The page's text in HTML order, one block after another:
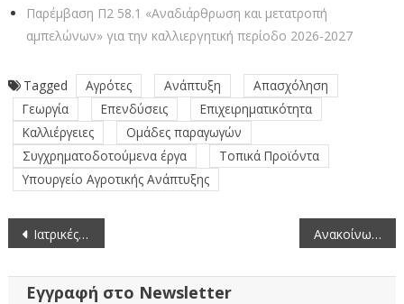
Παρέμβαση Π2 58.1 «Αναδιάρθρωση και μετατροπή
αμπελώνων» για την καλλιεργητική περίοδο 2026-2027
Tagged Αγρότες Ανάπτυξη
Απασχόληση
Γεωργία
Επενδύσεις
Επιχειρηματικότητα
Καλλιέργειες
Ομάδες παραγωγών
Συγχρηματοδοτούμενα έργα
Τοπικά Προϊόντα
Υπουργείο Αγροτικής Ανάπτυξης
Πλοήγηση
άρθρων
Ιατρικές Ειδικότητες Περιφερειακής Ενότητας Κοζάνης – Τελευταία ενημέρωση 4-11-2024 Ανακοίνωση του προγράμματος «Διεθνείς Κύκλοι Σπουδών» του INSP για την χρονική περίοδο 2025 – 2026
Εγγραφή στο Newsletter